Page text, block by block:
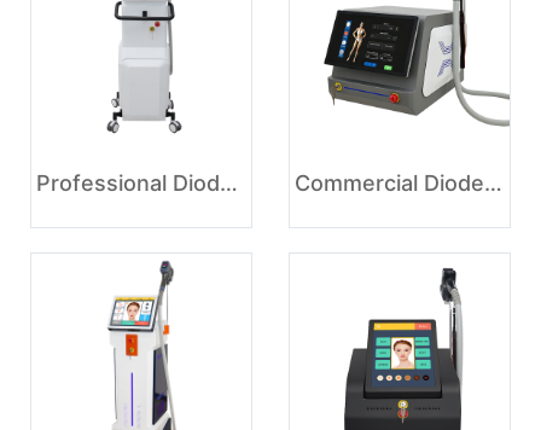
Professional Diode Laser Hair Removal Equipment for Beauty Clinic Commercial Diode Laser Hair Removal Machine with Ice Cooling System